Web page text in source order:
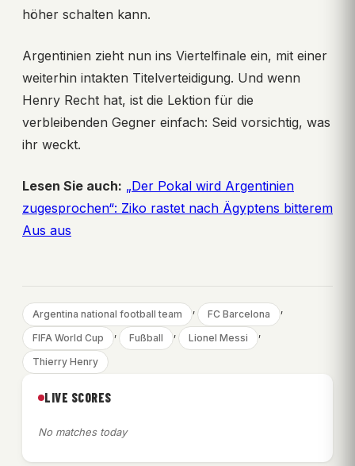
höher schalten kann.
Argentinien zieht nun ins Viertelfinale ein, mit einer
weiterhin intakten Titelverteidigung. Und wenn
Henry Recht hat, ist die Lektion für die
verbleibenden Gegner einfach: Seid vorsichtig, was
ihr weckt.
Lesen Sie auch: „Der Pokal wird Argentinien
zugesprochen“: Ziko rastet nach Ägyptens bitterem
Aus aus
Argentina national football team , FC Barcelona ,
FIFA World Cup , Fußball , Lionel Messi ,
Thierry Henry
LIVE SCORES
No matches today